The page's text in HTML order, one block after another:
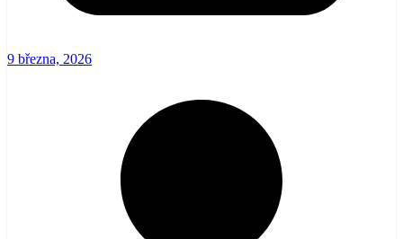
9 března, 2026